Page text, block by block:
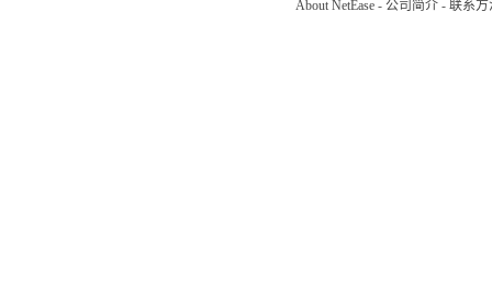
About NetEase - 公司简介 - 联系方